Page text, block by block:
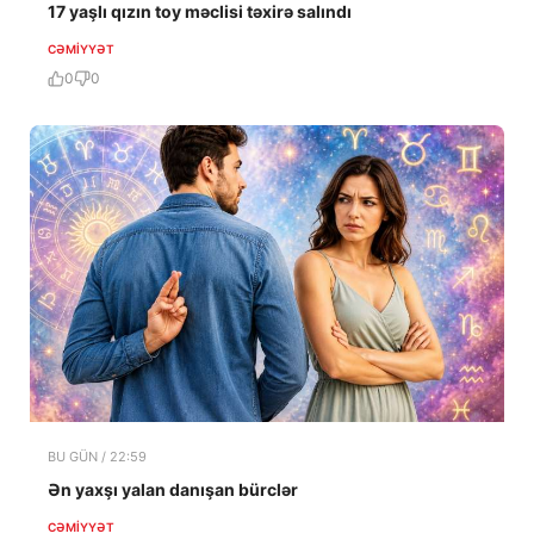
17 yaşlı qızın toy məclisi təxirə salındı
CƏMIYYƏT
0 0
BU GÜN / 22:59
Ən yaxşı yalan danışan bürclər
CƏMIYYƏT